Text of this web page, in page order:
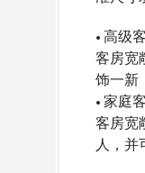
• 高级
客房宽
饰一新
• 家庭
客房宽
人，并